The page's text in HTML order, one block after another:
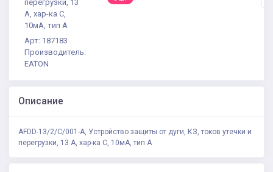
перегрузки, 13
А, хар-ка С,
10мА, тип А
Арт: 187183
Производитель:
EATON
Описание
AFDD-13/2/C/001-A, Устройство защиты от дуги, КЗ, токов утечки и
перегрузки, 13 А, хар-ка С, 10мА, тип А